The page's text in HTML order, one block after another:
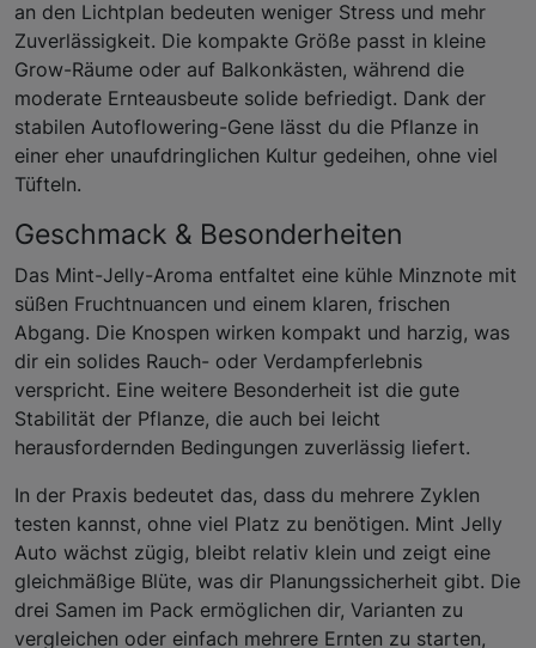
an den Lichtplan bedeuten weniger Stress und mehr
Zuverlässigkeit. Die kompakte Größe passt in kleine
Grow-Räume oder auf Balkonkästen, während die
moderate Ernteausbeute solide befriedigt. Dank der
stabilen Autoflowering-Gene lässt du die Pflanze in
einer eher unaufdringlichen Kultur gedeihen, ohne viel
Tüfteln.
Geschmack & Besonderheiten
Das Mint-Jelly-Aroma entfaltet eine kühle Minznote mit
süßen Fruchtnuancen und einem klaren, frischen
Abgang. Die Knospen wirken kompakt und harzig, was
dir ein solides Rauch- oder Verdampferlebnis
verspricht. Eine weitere Besonderheit ist die gute
Stabilität der Pflanze, die auch bei leicht
herausfordernden Bedingungen zuverlässig liefert.
In der Praxis bedeutet das, dass du mehrere Zyklen
testen kannst, ohne viel Platz zu benötigen. Mint Jelly
Auto wächst zügig, bleibt relativ klein und zeigt eine
gleichmäßige Blüte, was dir Planungssicherheit gibt. Die
drei Samen im Pack ermöglichen dir, Varianten zu
vergleichen oder einfach mehrere Ernten zu starten,